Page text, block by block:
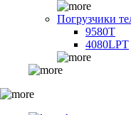
Погрузчики
9580T
4080LPT